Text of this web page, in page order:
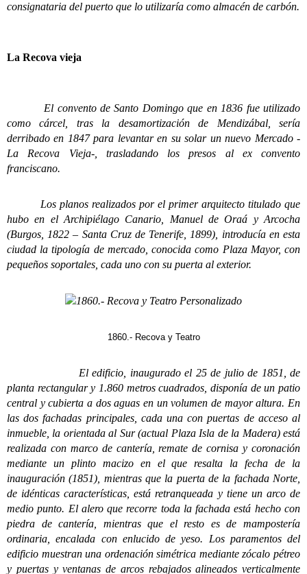
consignataria del puerto que lo utilizaría como almacén de carbón.
La Recova vieja
El convento de Santo Domingo que en 1836 fue utilizado
como cárcel, tras la desamortización de Mendizábal, sería
derribado en 1847 para levantar en su solar un nuevo Mercado -
La Recova Vieja-, trasladando los presos al ex convento
franciscano.
Los planos realizados por el primer arquitecto titulado que
hubo en el Archipiélago Canario, Manuel de Oraá y Arcocha
(Burgos, 1822 – Santa Cruz de Tenerife, 1899), introducía en esta
ciudad la tipología de mercado, conocida como Plaza Mayor, con
pequeños soportales, cada uno con su puerta al exterior.
1860.- Recova y Teatro
El edificio, inaugurado el 25 de julio de 1851, de
planta rectangular y 1.860 metros cuadrados, disponía de un patio
central y cubierta a dos aguas en un volumen de mayor altura. En
las dos fachadas principales, cada una con puertas de acceso al
inmueble, la orientada al Sur (actual Plaza Isla de la Madera) está
realizada con marco de cantería, remate de cornisa y coronación
mediante un plinto macizo en el que resalta la fecha de la
inauguración (1851), mientras que la puerta de la fachada Norte,
de idénticas características, está retranqueada y tiene un arco de
medio punto. El alero que recorre toda la fachada está hecho con
piedra de cantería, mientras que el resto es de mampostería
ordinaria, encalada con enlucido de yeso. Los paramentos del
edificio muestran una ordenación simétrica mediante zócalo pétreo
y puertas y ventanas de arcos rebajados alineados verticalmente